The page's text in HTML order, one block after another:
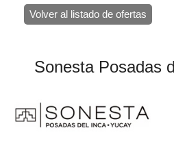
Volver al listado de ofertas
Sonesta Posadas